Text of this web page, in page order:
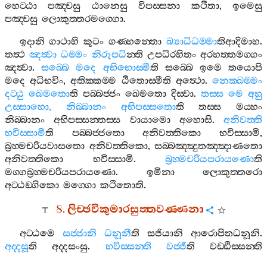
හෙට‍්ඨා
පඤ‍්චසු ඨානෙසු විපස‍්සනා කථිතා,ඉමෙසු
පඤ‍්චසු ලොකුත‍්තරමග‍්ගො.
ඉදානි ගාථාහි කූටං ගණ‍්හන‍්තො බ්‍යාධිධම‍්මාතිආදිමාහ.
තත්‍ථ ඤත්‍වා ධම‍්මං නිරූපධින‍්ති උපධිරහිතං අරහත‍්තමග‍්ගං
ඤත්‍වා.සබ‍්බෙ මදෙ අභිභොස‍්මීති සබ‍්බෙ ඉමෙ
තයොපි
මදෙ අධිභවිං,අතික‍්කම‍්ම ඨිතොස‍්මීති අත්‍ථො.නෙක‍්ඛම‍්මං
දට‍්ඨු ඛෙමතොති පබ‍්බජ‍්ජං ඛෙමතො දිස‍්වා. තස‍්ස මෙ අහු
උස‍්සාහො, නිබ‍්බානං අභිපස‍්සතොති තස‍්ස
මය‍්හං
නිබ‍්බානං
අභිපස‍්සන‍්තස‍්ස වායාමො අහොසි. අනිවත‍්ති
භවිස‍්සාමීති පබ‍්බජ‍්ජතො අනිවත‍්තිකො භවිස‍්සාමි,
බ්‍රහ‍්මචරියවාසතො අනිවත‍්තිකො, සබ‍්බඤ‍්ඤුතඤ‍්ඤාණතො
අනිවත‍්තිකො
භවිස‍්සාමි. බ්‍රහ‍්මචරියපරායණොති
මග‍්ගබ්‍රහ‍්මචරියපරායණො. ඉමිනා
ලොකුත‍්තරො
අට‍්ඨඞ‍්ගිකො මග‍්ගො කථිතොති.
8.ලිච‍්ඡවිකුමාරසුත‍්තවණ‍්ණනා
අට‍්ඨමෙ සජ‍්ජානි ධනූනීති සජියානි ආරොපිතධනූනි.
අද‍්දසූති අද‍්දසංසු. භවිස‍්සන‍්ති වජ‍්ජීති
වඩ‍්ඪිස‍්සන‍්ති